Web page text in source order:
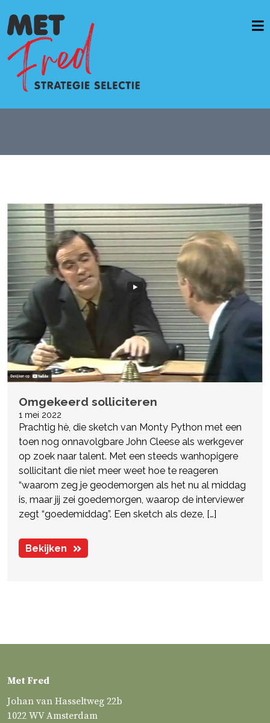
Casussen
OverMetFred
Omgekeerd solliciteren
1 mei 2022
Prachtig hè, die sketch van Monty Python met een
toen nog onnavolgbare John Cleese als werkgever
op zoek naar talent. Met een steeds wanhopigere
sollicitant die niet meer weet hoe te reageren
“waarom zeg je geodemorgen als het nu al middag
is, maar jij zei goedemorgen, waarop de interviewer
zegt “goedemiddag”. Een sketch als deze, […]
Bekijken
Met Fred
Johan van Hasseltweg 22b
1022 WV Amsterdam